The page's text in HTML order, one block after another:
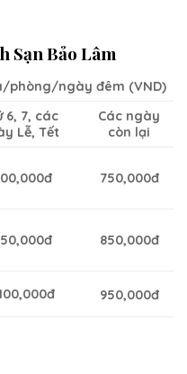
Sạn Bảo Lâm
phòng/ngày đêm (VND)
6, 7, các
Lễ, Tết
Các ngày
còn lại
750,000đ
850,000đ
950,000đ